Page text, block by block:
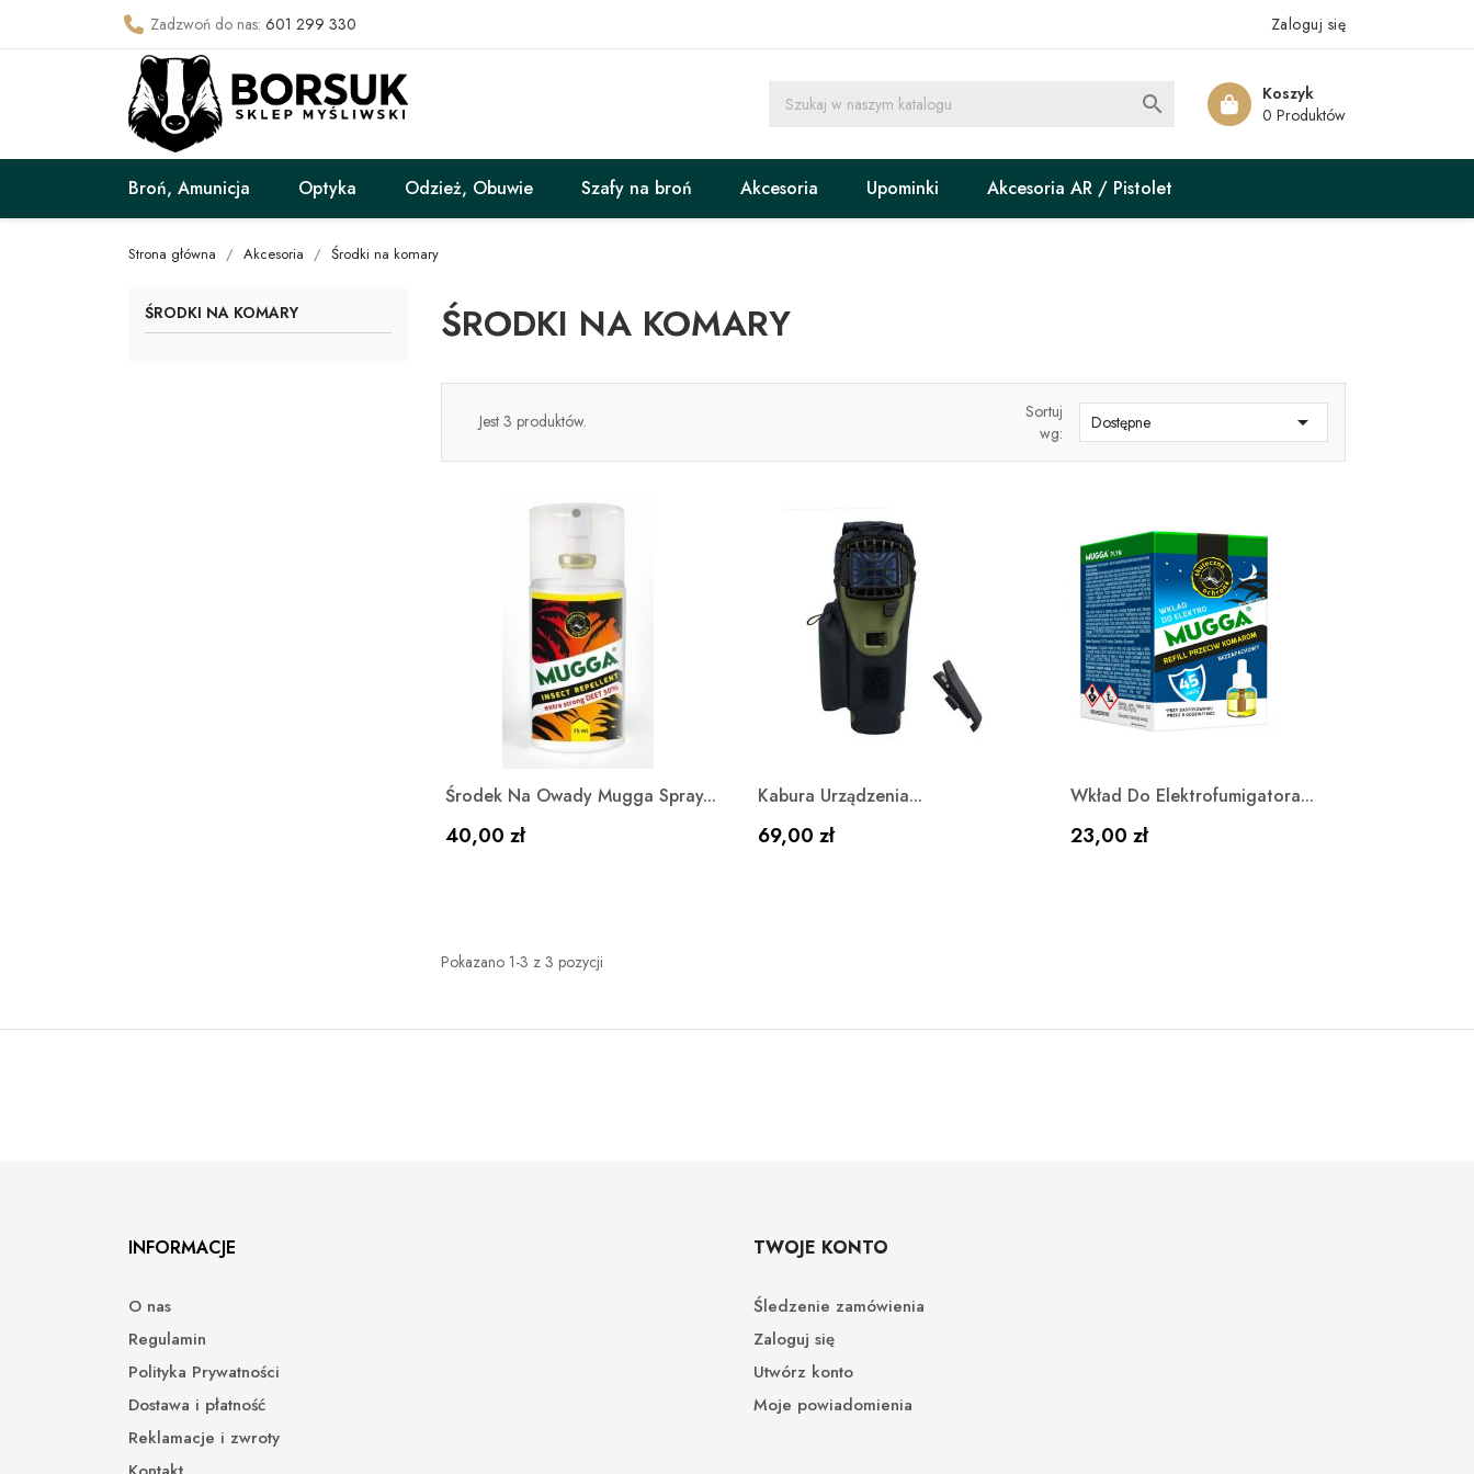
Zadzwoń do nas: 601 299 330 Zaloguj się
Koszyk
0 Produktów

Broń, Amunicja Optyka Odzież, Obuwie Szafy na broń Akcesoria Upominki Akcesoria AR / Pistolet
Strona główna Akcesoria Środki na komary
ŚRODKI NA KOMARY ŚRODKI NA KOMARY
Jest 3 produktów.
Sortuj
wg:
Dostępne 
 Szybki podgląd
Środek Na Owady Mugga Spray...
Cena
40,00 zł
Szybki podgląd
Kabura Urządzenia...
Cena
69,00 zł
Szybki podgląd
Wkład Do Elektrofumigatora...
Cena
23,00 zł
Pokazano 1-3 z 3 pozycji
INFORMACJE
O nas
Regulamin
Polityka Prywatności
Dostawa i płatność
Reklamacje i zwroty
TWOJE KONTO
Śledzenie zamówienia
Zaloguj się
Utwórz konto
Moje powiadomienia